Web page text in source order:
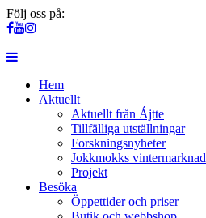
Följ oss på:
Hem
Aktuellt
Aktuellt från Ájtte
Tillfälliga utställningar
Forskningsnyheter
Jokkmokks vintermarknad
Projekt
Besöka
Öppettider och priser